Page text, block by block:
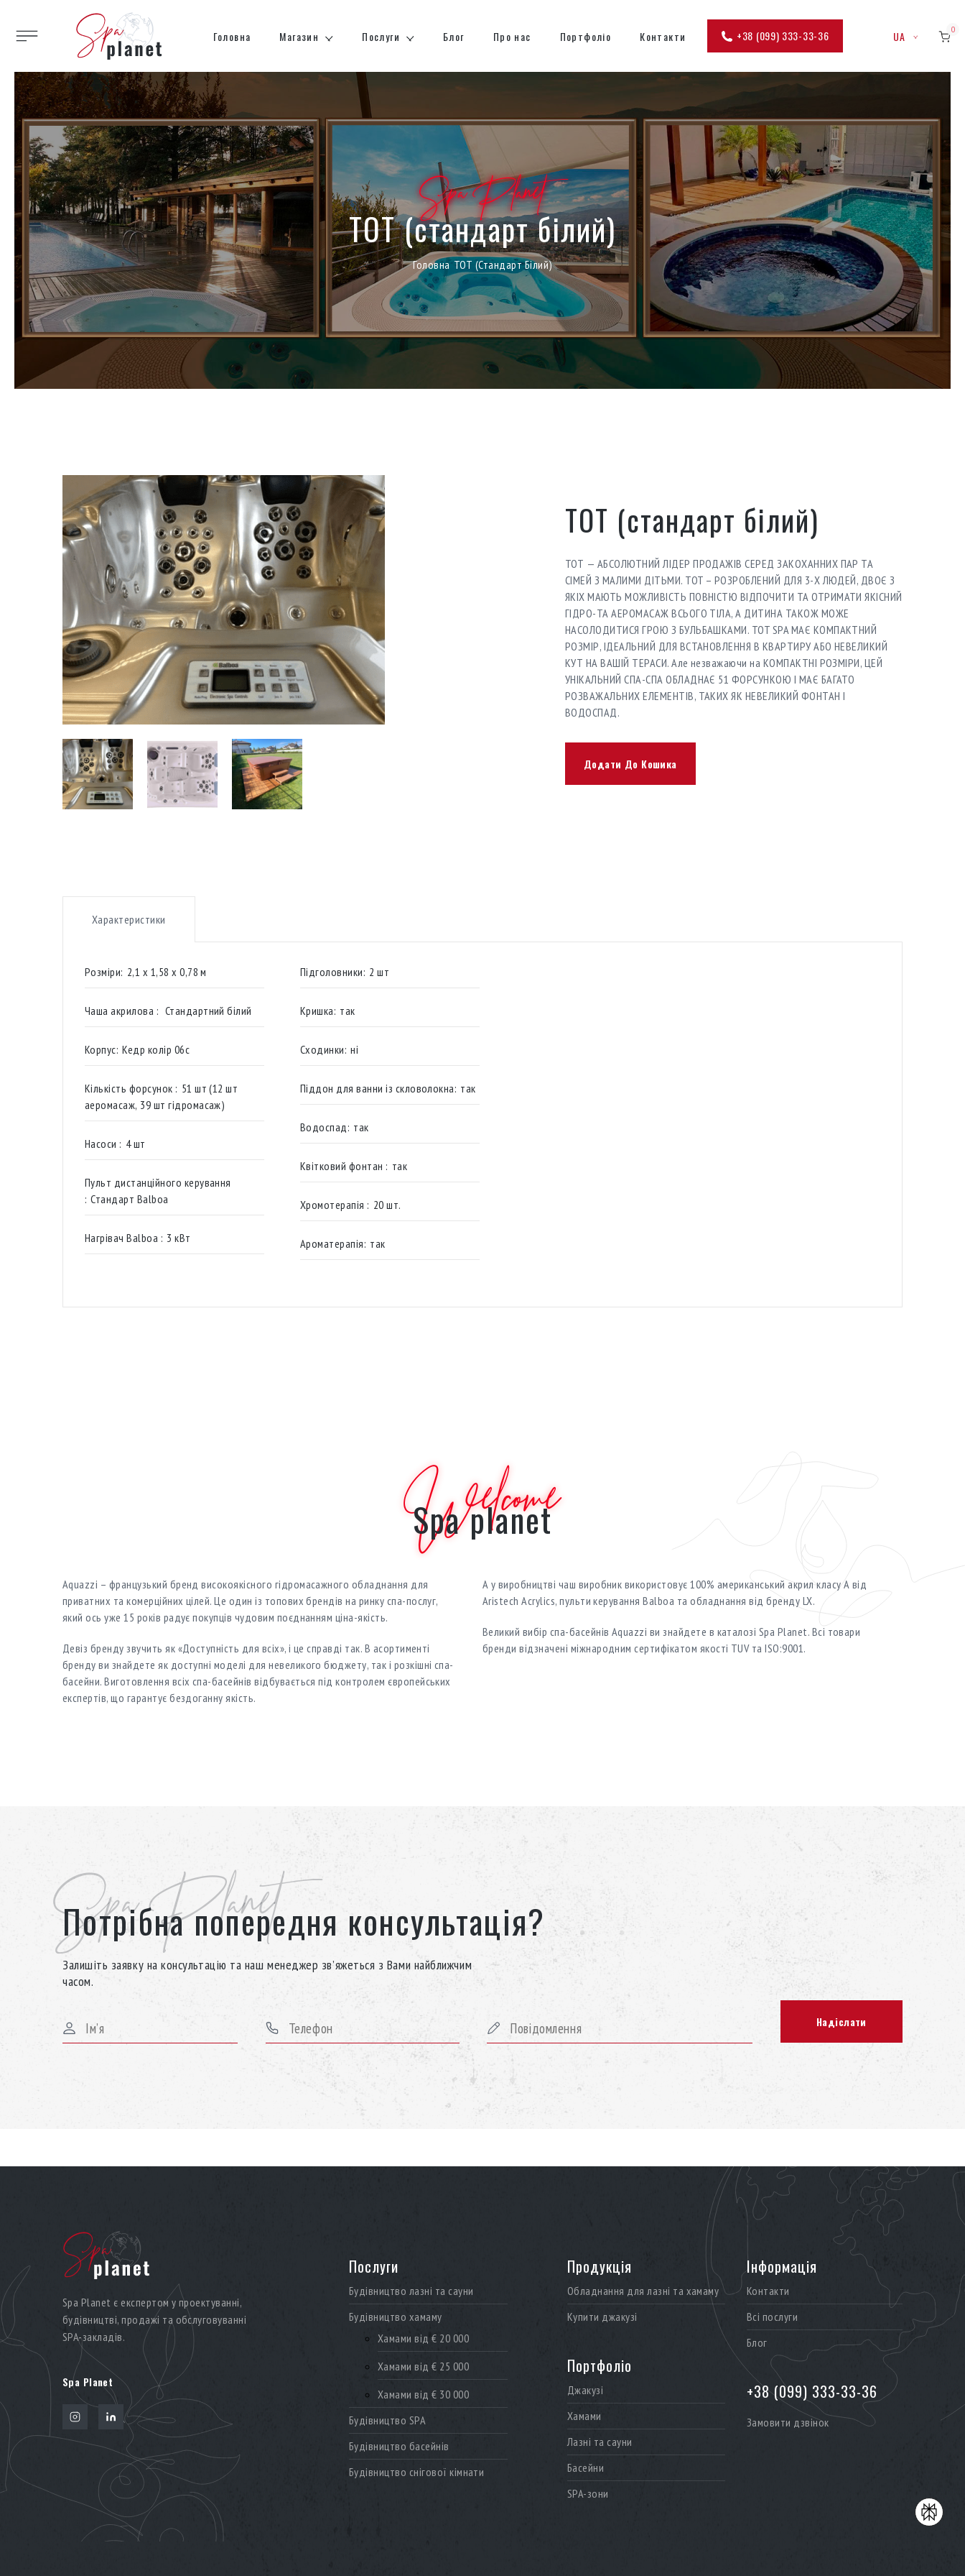
Головна Магазин Послуги Блог Про нас Портфоліо Контакти +38 (099) 333-33-36 UA 0
Spa Planet
ТОТ (стандарт білий)
Головна ТОТ (стандарт Білий)
ТОТ (стандарт білий)
ТОТ — АБСОЛЮТНИЙ ЛІДЕР ПРОДАЖІВ СЕРЕД ЗАКОХАННИХ ПАР ТА
СІМЕЙ З МАЛИМИ ДІТЬМИ. TOT – РОЗРОБЛЕНИЙ ДЛЯ 3-Х ЛЮДЕЙ, ДВОЄ З
ЯКІХ МАЮТЬ МОЖЛИВІСТЬ ПОВНІСТЮ ВІДПОЧИТИ ТА ОТРИМАТИ ЯКІСНИЙ
ГІДРО-ТА АЕРОМАСАЖ ВСЬОГО ТІЛА, А ДИТИНА ТАКОЖ МОЖЕ
НАСОЛОДИТИСЯ ГРОЮ З БУЛЬБАШКАМИ. TOT SPA МАЄ КОМПАКТНИЙ
РОЗМІР, ІДЕАЛЬНИЙ ДЛЯ ВСТАНОВЛЕННЯ В КВАРТИРУ АБО НЕВЕЛИКИЙ
КУТ НА ВАШІЙ ТЕРАСИ. Але незважаючи на КОМПАКТНІ РОЗМІРИ, ЦЕЙ
УНІКАЛЬНИЙ СПА-СПА ОБЛАДНАЄ 51 ФОРСУНКОЮ І МАЄ БАГАТО
РОЗВАЖАЛЬНИХ ЕЛЕМЕНТІВ, ТАКИХ ЯК НЕВЕЛИКИЙ ФОНТАН І
ВОДОСПАД.
Додати До Кошика
Характеристики
Розміри: 2,1 x 1,58 x 0,78 м
Чаша акрилова : Стандартний білий
Корпус: Кедр колір 06c
Кількість форсунок : 51 шт (12 шт
аеромасаж, 39 шт гідромасаж)
Насоси : 4 шт
Пульт дистанційного керування
: Стандарт Balboa
Нагрівач Balboa : 3 кВт
Підголовники: 2 шт
Кришка: так
Сходинки: ні
Піддон для ванни із скловолокна: так
Водоспад: так
Квітковий фонтан : так
Хромотерапiя : 20 шт.
Ароматерапія: так
Welcome
Spa planet
Aquazzi – французький бренд високоякісного гідромасажного обладнання для
приватних та комерційних цілей. Це один із топових брендів на ринку спа-послуг,
який ось уже 15 років радує покупців чудовим поєднанням ціна-якість.
Девіз бренду звучить як «Доступність для всіх», і це справді так. В асортименті
бренду ви знайдете як доступні моделі для невеликого бюджету, так і розкішні спа-
басейни. Виготовлення всіх спа-басейнів відбувається під контролем європейських
експертів, що гарантує бездоганну якість.
А у виробництві чаш виробник використовує 100% американський акрил класу А від
Aristech Acrylics, пульти керування Balboa та обладнання від бренду LX.
Великий вибір спа-басейнів Aquazzi ви знайдете в каталозі Spa Planet. Всі товари
бренди відзначені міжнародним сертифікатом якості TUV та ISO:9001.
Spa Planet
Потрібна попередня консультація?
Залишіть заявку на консультацію та наш менеджер зв’яжеться з Вами найближчим
часом.
Spa Planet є експертом у проектуванні,
будівництві, продажі та обслуговуванні
SPA-закладів.
Spa Planet
Послуги
Будівництво лазні та сауни
Будівництво хамаму
Хамами від € 20 000
Хамами від € 25 000
Хамами від € 30 000
Будівництво SPA
Будівництво басейнів
Будівництво снігової кімнати
Продукція
Обладнання для лазні та хамаму
Купити джакузі
Портфоліо
Джакузі
Хамами
Лазні та сауни
Басейни
SPA-зони
Інформація
Контакти
Всі послуги
Блог
+38 (099) 333-33-36
Замовити дзвінок